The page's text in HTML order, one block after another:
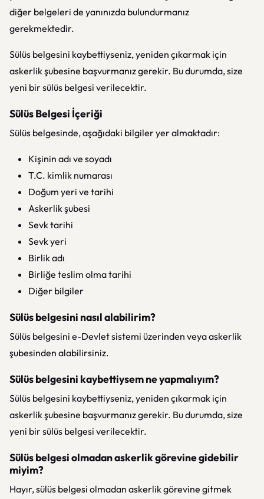
diğer belgeleri de yanınızda bulundurmanız
gerekmektedir.
Sülüs belgesini kaybettiyseniz, yeniden çıkarmak için
askerlik şubesine başvurmanız gerekir. Bu durumda, size
yeni bir sülüs belgesi verilecektir.
Sülüs Belgesi İçeriği
Sülüs belgesinde, aşağıdaki bilgiler yer almaktadır:
Kişinin adı ve soyadı
T.C. kimlik numarası
Doğum yeri ve tarihi
Askerlik şubesi
Sevk tarihi
Sevk yeri
Birlik adı
Birliğe teslim olma tarihi
Diğer bilgiler
Sülüs belgesini nasıl alabilirim?
Sülüs belgesini e-Devlet sistemi üzerinden veya askerlik
şubesinden alabilirsiniz.
Sülüs belgesini kaybettiysem ne yapmalıyım?
Sülüs belgesini kaybettiyseniz, yeniden çıkarmak için
askerlik şubesine başvurmanız gerekir. Bu durumda, size
yeni bir sülüs belgesi verilecektir.
Sülüs belgesi olmadan askerlik görevine gidebilir
miyim?
Hayır, sülüs belgesi olmadan askerlik görevine gitmek